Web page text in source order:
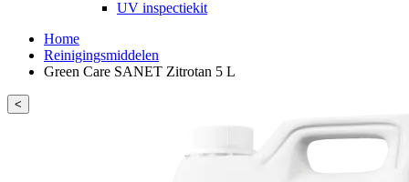
UV inspectiekit
Home
Reinigingsmiddelen
Green Care SANET Zitrotan 5 L
<